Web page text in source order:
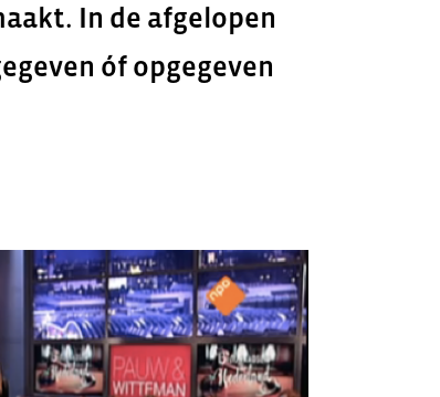
In de afgelopen
óf opgegeven